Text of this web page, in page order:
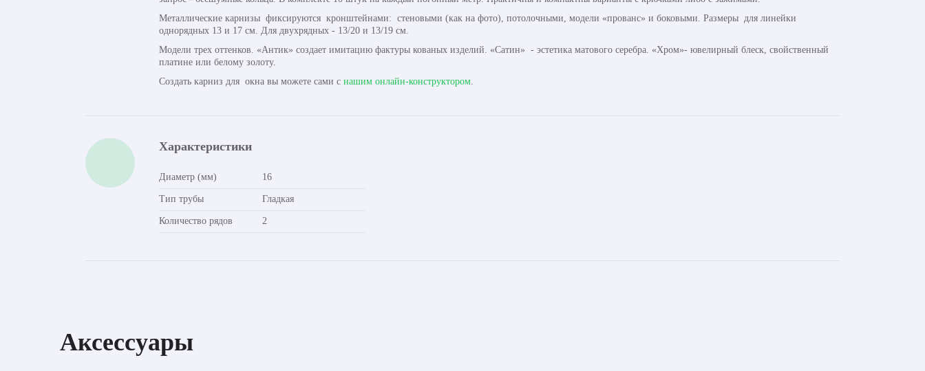
Металлические карнизы фиксируются кронштейнами: стеновыми (как на фото), потолочными, модели «прованс» и боковыми. Размеры для линейки
однорядных 13 и 17 см. Для двухрядных - 13/20 и 13/19 см.
Модели трех оттенков. «Антик» создает имитацию фактуры кованых изделий. «Сатин» - эстетика матового серебра. «Хром»- ювелирный блеск, свойственный
платине или белому золоту.
Создать карниз для окна вы можете сами с нашим онлайн-конструктором.
Характеристики
Диаметр (мм) 16
Тип трубы Гладкая
Количество рядов 2
Аксессуары